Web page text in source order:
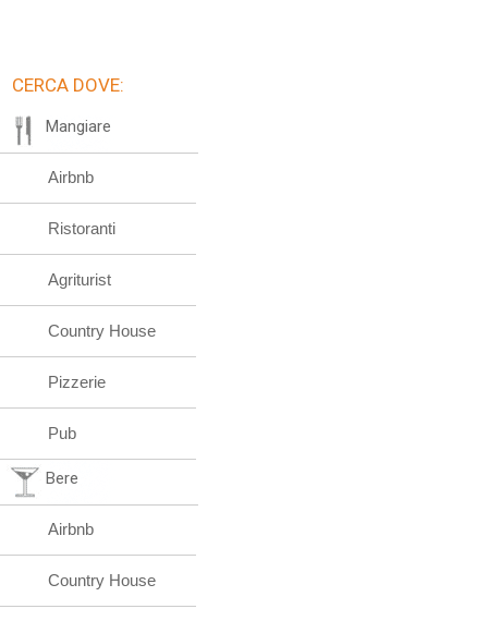
CERCA DOVE:
Mangiare
Airbnb
Ristoranti
Agriturist
Country House
Pizzerie
Pub
Bere
Airbnb
Country House